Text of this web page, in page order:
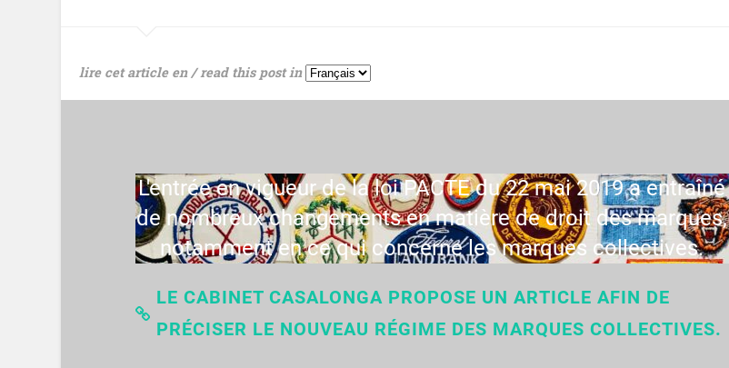
lire cet article en / read this post in
L'entrée en vigueur de la loi PACTE du 22 mai 2019 a entraîné
de nombreux changements en matière de droit des marques,
notamment en ce qui concerne les marques collectives.
LE CABINET CASALONGA PROPOSE UN ARTICLE AFIN DE
PRÉCISER LE NOUVEAU RÉGIME DES MARQUES COLLECTIVES.